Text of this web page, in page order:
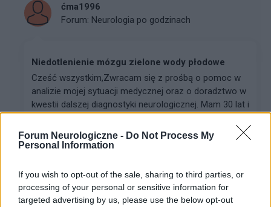
Forum Neurologiczne - Do Not Process My
Personal Information
If you wish to opt-out of the sale, sharing to third parties, or
processing of your personal or sensitive information for
targeted advertising by us, please use the below opt-out
ćma1996
Forum: Neurologia po godzinach
Niedotlenienie mózgu zielone wody płodowe
Cześć wszystkim, ​Zwracam się z prośbą o pomoc w
analizie mojej sytuacji medycznej oraz o doradztwo w
kwestii dalszej diagnostyki neurologicznej. Mam 30 lat i
Forum:Udary i tętniaki